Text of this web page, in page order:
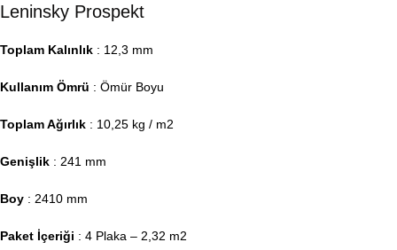
Leninsky Prospekt
Toplam Kalınlık : 12,3 mm
Kullanım Ömrü : Ömür Boyu
Toplam Ağırlık : 10,25 kg / m2
Genişlik : 241 mm
Boy : 2410 mm
Paket İçeriği : 4 Plaka – 2,32 m2